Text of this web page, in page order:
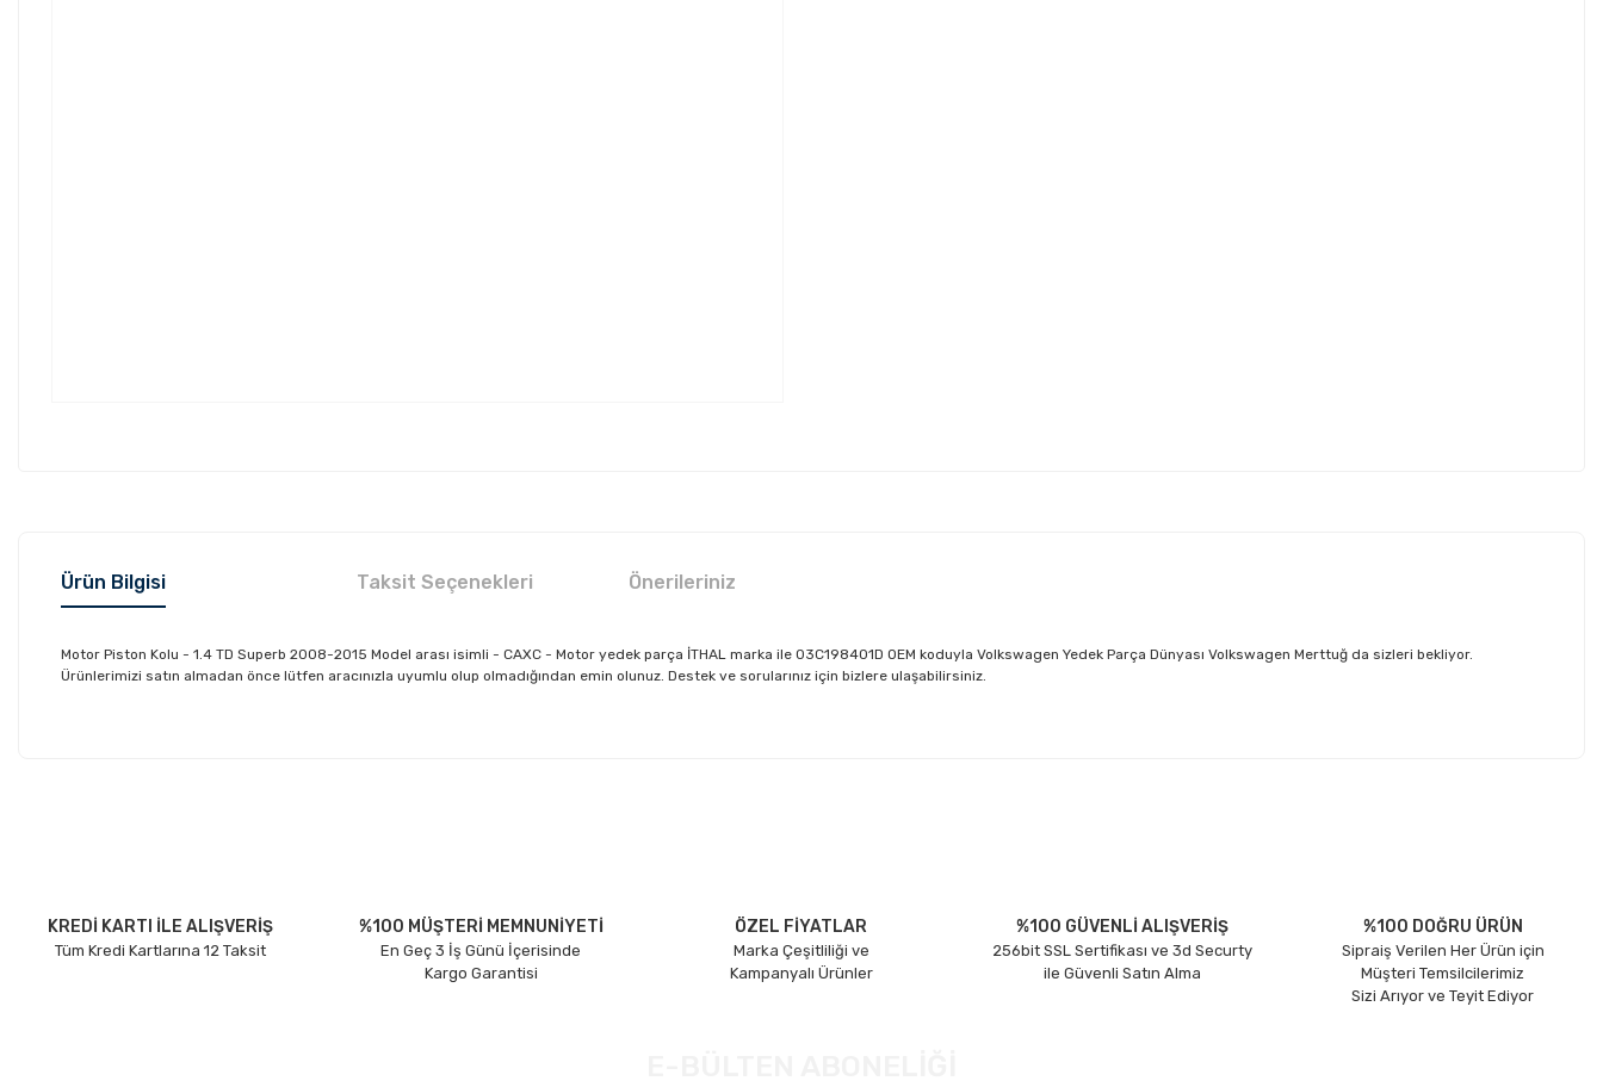
Ürün Bilgisi Taksit Seçenekleri Önerileriniz
Motor Piston Kolu - 1.4 TD Superb 2008-2015 Model arası isimli - CAXC - Motor yedek parça İTHAL marka ile 03C198401D OEM koduyla Volkswagen Yedek Parça Dünyası Volkswagen Merttuğ da sizleri bekliyor.
Ürünlerimizi satın almadan önce lütfen aracınızla uyumlu olup olmadığından emin olunuz. Destek ve sorularınız için bizlere ulaşabilirsiniz.
Ürün bilgilerinde hatalar bulunuyor.
Ürün fiyatı diğer sitelerden daha pahalı.
KREDİ KARTI İLE ALIŞVERİŞ
Tüm Kredi Kartlarına 12 Taksit
%100 MÜŞTERİ MEMNUNİYETİ
En Geç 3 İş Günü İçerisinde
Kargo Garantisi
ÖZEL FİYATLAR
Marka Çeşitliliği ve
Kampanyalı Ürünler
%100 GÜVENLİ ALIŞVERİŞ
256bit SSL Sertifikası ve 3d Securty
ile Güvenli Satın Alma
%100 DOĞRU ÜRÜN
Sipraiş Verilen Her Ürün için
Müşteri Temsilcilerimiz
Sizi Arıyor ve Teyit Ediyor